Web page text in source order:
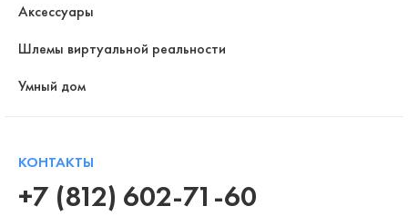
Аксессуары
Шлемы виртуальной реальности
Умный дом
КОНТАКТЫ
+7 (812) 602-71-60